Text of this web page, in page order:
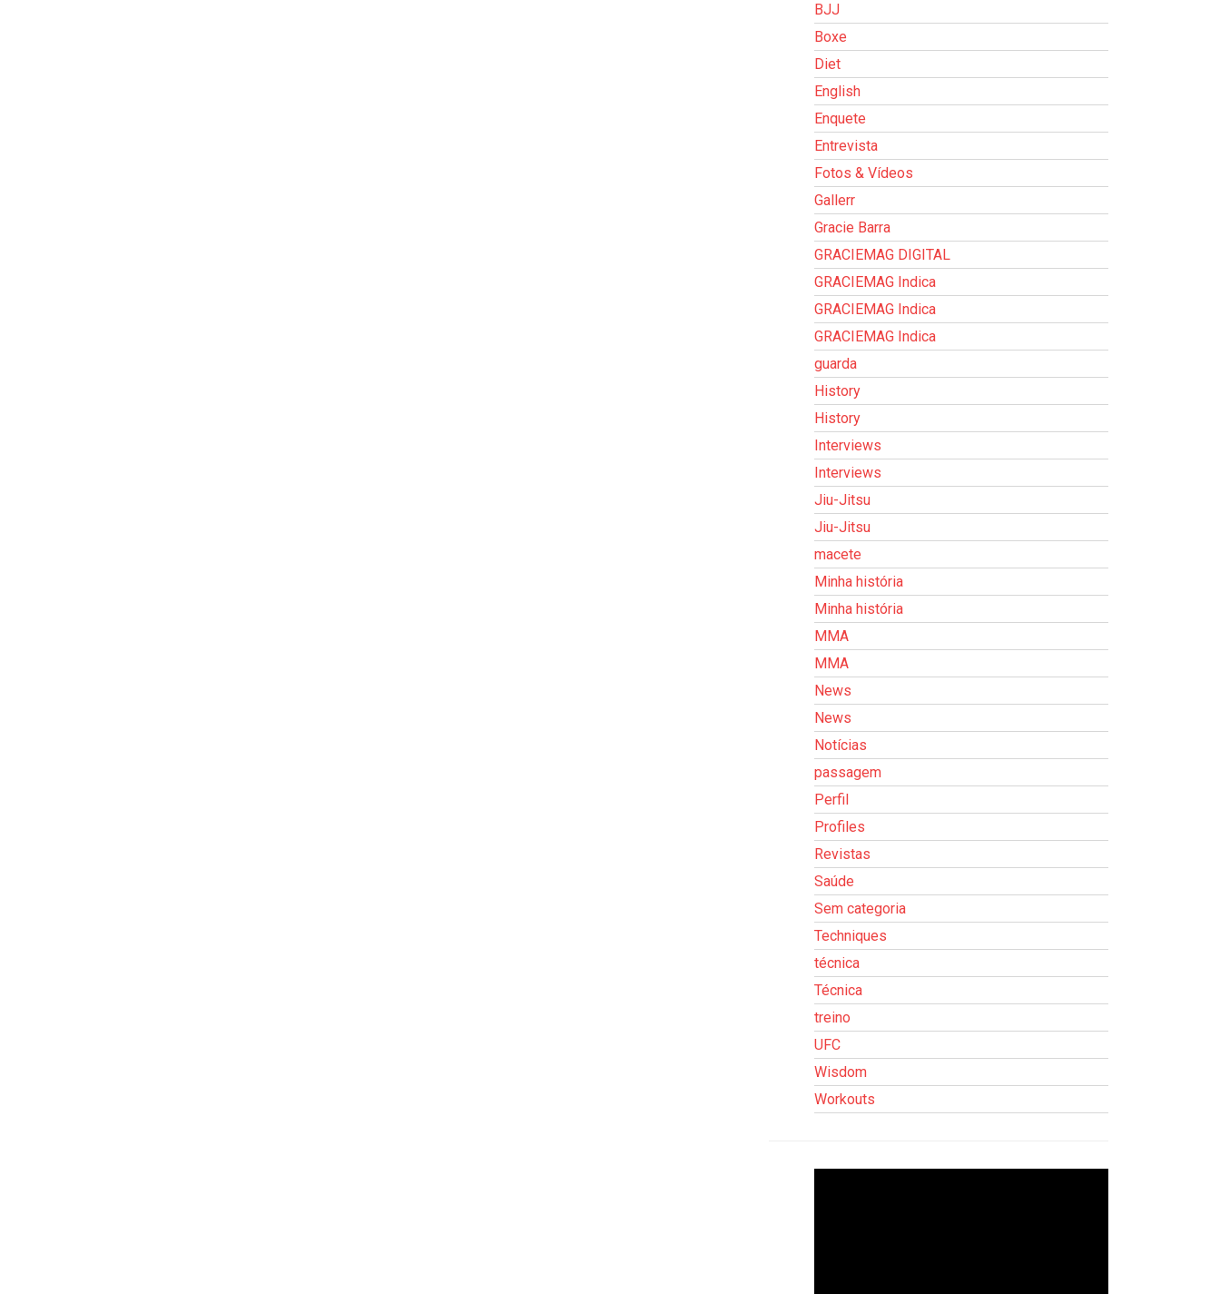
BJJ
Boxe
Diet
English
Enquete
Entrevista
Fotos & Vídeos
Gallerr
Gracie Barra
GRACIEMAG DIGITAL
GRACIEMAG Indica
GRACIEMAG Indica
GRACIEMAG Indica
guarda
History
History
Interviews
Interviews
Jiu-Jitsu
Jiu-Jitsu
macete
Minha história
Minha história
MMA
MMA
News
News
Notícias
passagem
Perfil
Profiles
Revistas
Saúde
Sem categoria
Techniques
técnica
Técnica
treino
UFC
Wisdom
Workouts